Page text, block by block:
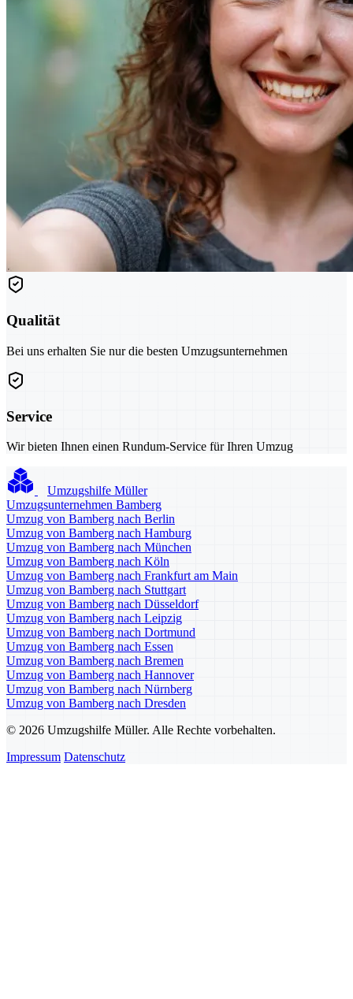
Qualität
Bei uns erhalten Sie nur die besten Umzugsunternehmen
Service
Wir bieten Ihnen einen Rundum-Service für Ihren Umzug
Umzugshilfe Müller
Umzugsunternehmen Bamberg
Umzug von Bamberg nach Berlin
Umzug von Bamberg nach Hamburg
Umzug von Bamberg nach München
Umzug von Bamberg nach Köln
Umzug von Bamberg nach Frankfurt am Main
Umzug von Bamberg nach Stuttgart
Umzug von Bamberg nach Düsseldorf
Umzug von Bamberg nach Leipzig
Umzug von Bamberg nach Dortmund
Umzug von Bamberg nach Essen
Umzug von Bamberg nach Bremen
Umzug von Bamberg nach Hannover
Umzug von Bamberg nach Nürnberg
Umzug von Bamberg nach Dresden
© 2026 Umzugshilfe Müller. Alle Rechte vorbehalten.
Impressum Datenschutz